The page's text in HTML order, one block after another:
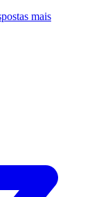
mais